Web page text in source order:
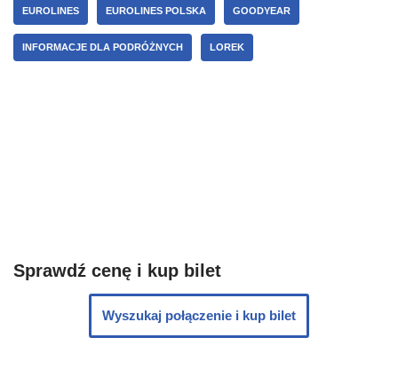
EUROLINES EUROLINES POLSKA GOODYEAR
INFORMACJE DLA PODRÓŻNYCH LOREK
Sprawdź cenę i kup bilet
Wyszukaj połączenie i kup bilet